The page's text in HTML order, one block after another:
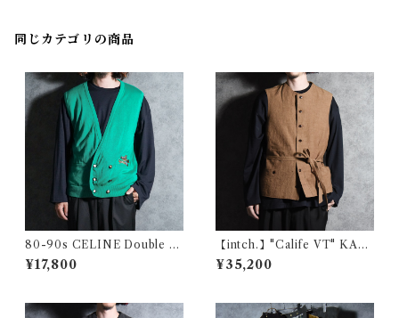
同じカテゴリの商品
80-90s CELINE Double B
reasted Embroidery Knit V
est セリーヌ ダブル ブレステ
¥17,800
【intch.】"Calife VT" KAKI
SHIBU Linen Cotton Rami
e Vest インチ "カリフブイテ
¥35,200